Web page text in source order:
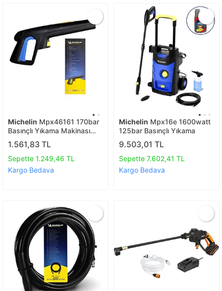
Michelin Mpx46161 170bar
Basınçlı Yıkama Makinası
Tabancası
1.561,83 TL
Sepette 1.249,46 TL
Kargo Bedava
Michelin Mpx16e 1600watt
125bar Basınçlı Yıkama
9.503,01 TL
Sepette 7.602,41 TL
Kargo Bedava